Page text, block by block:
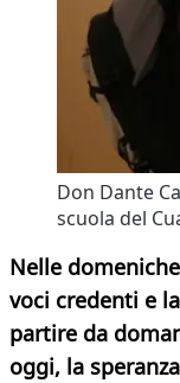
Don Dante
scuola del
Nelle
voci credenti e
partire da
oggi, la